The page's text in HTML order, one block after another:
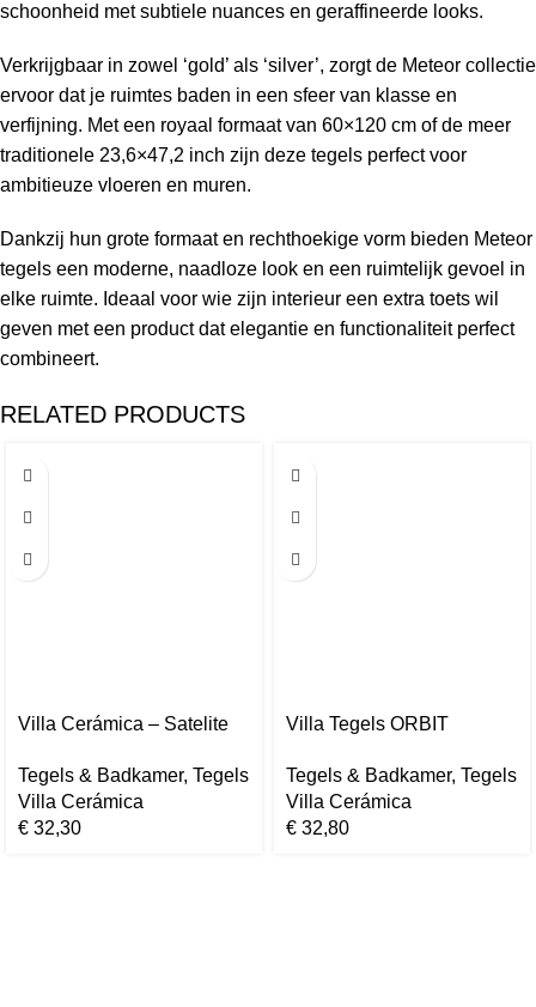
schoonheid met subtiele nuances en geraffineerde looks.
Verkrijgbaar in zowel ‘gold’ als ‘silver’, zorgt de Meteor collectie
ervoor dat je ruimtes baden in een sfeer van klasse en
verfijning. Met een royaal formaat van 60×120 cm of de meer
traditionele 23,6×47,2 inch zijn deze tegels perfect voor
ambitieuze vloeren en muren.
Dankzij hun grote formaat en rechthoekige vorm bieden Meteor
tegels een moderne, naadloze look en een ruimtelijk gevoel in
elke ruimte. Ideaal voor wie zijn interieur een extra toets wil
geven met een product dat elegantie en functionaliteit perfect
combineert.
RELATED PRODUCTS
Villa Cerámica – Satelite
60×60 cm
Tegels & Badkamer, Tegels
Villa Cerámica
€ 32,30
Villa Tegels ORBIT
22,5×119,5cm
Tegels & Badkamer, Tegels
Villa Cerámica
€ 32,80